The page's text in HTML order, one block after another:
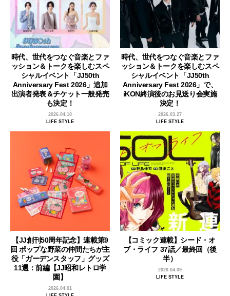
時代、世代をつなぐ音楽とファ
ッション＆トークを楽しむスペ
シャルイベント「JJ50th
Anniversary Fest 2026」追加
出演者発表＆チケット一般発売
も決定！
2026.04.10
LIFE STYLE
時代、世代をつなぐ音楽とファ
ッション＆トークを楽しむスペ
シャルイベント「JJ50th
Anniversary Fest 2026」で、
iKON終演後のお見送り会実施
決定！
2026.03.27
LIFE STYLE
【JJ創刊50周年記念】連載第9
回 ポップな野菜の仲間たちが主
役「ガーデンスタッフ」グッズ
11選：前編【JJ昭和レトロ学
園】
2026.04.01
【コミック連載】シード・オ
ブ・ライフ 37話／最終回（後
半）
2026.04.09
LIFE STYLE